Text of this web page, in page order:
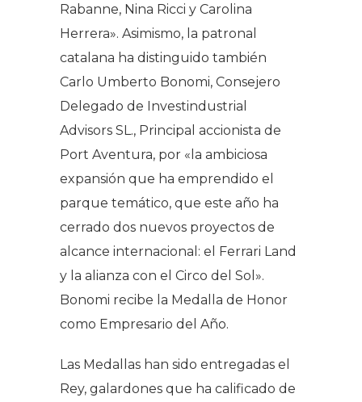
Rabanne, Nina Ricci y Carolina
Herrera». Asimismo, la patronal
catalana ha distinguido también
Carlo Umberto Bonomi, Consejero
Delegado de Investindustrial
Advisors SL., Principal accionista de
Port Aventura, por «la ambiciosa
expansión que ha emprendido el
parque temático, que este año ha
cerrado dos nuevos proyectos de
alcance internacional: el Ferrari Land
y la alianza con el Circo del Sol».
Bonomi recibe la Medalla de Honor
como Empresario del Año.
Las Medallas han sido entregadas el
Rey, galardones que ha calificado de